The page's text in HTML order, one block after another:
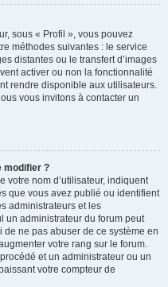
sous « Profil », vous pouvez
méthodes suivantes : le service
distantes ou le transfert d’images
activer ou non la fonctionnalité
rendre disponible aux utilisateurs.
vous invitons à contacter un
modifier ?
votre nom d’utilisateur, indiquent
que vous avez publié ou identifient
administrateurs et les
un administrateur du forum peut
ne pas abuser de ce système en
votre rang sur le forum.
et un administrateur ou un
votre compteur de